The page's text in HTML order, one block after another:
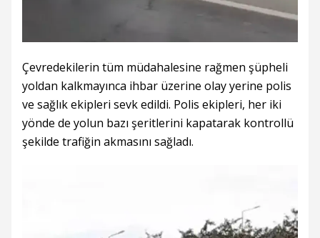
Çevredekilerin tüm müdahalesine rağmen şüpheli
yoldan kalkmayınca ihbar üzerine olay yerine polis
ve sağlık ekipleri sevk edildi. Polis ekipleri, her iki
yönde de yolun bazı şeritlerini kapatarak kontrollü
şekilde trafiğin akmasını sağladı.